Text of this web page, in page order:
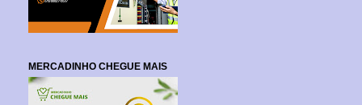
MERCADINHO CHEGUE MAIS